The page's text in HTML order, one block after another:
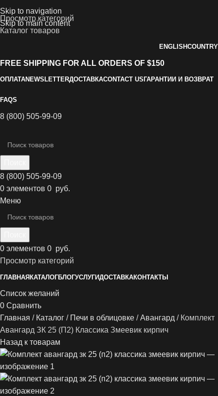
Skip to navigation
Skip to main content
Просмотр категорий
Каталог товаров
ENGLISHCOUNTRY
FREE SHIPPING FOR ALL ORDERS OF $150
ОПЛАТАNEWSLETTERДОСТАВКАCONTACT US ГАРАНТИИ И ВОЗВРАТ
FAQS
8 (800) 505-99-09
8 (800) 505-99-09
0 элементов 0 руб.
Меню
0 элементов 0 руб.
Просмотр категорий
ГЛАВНАЯКАТАЛОГБЛОГУСЛУГИДОСТАВКАКОНТАКТЫ
Список желаний
0 Сравнить
Главная
Каталог Печи в облицовке Авангард
Комплект
Авангард ЗК 25 (П2) Классика Змеевик кирпич
Назад к товарам